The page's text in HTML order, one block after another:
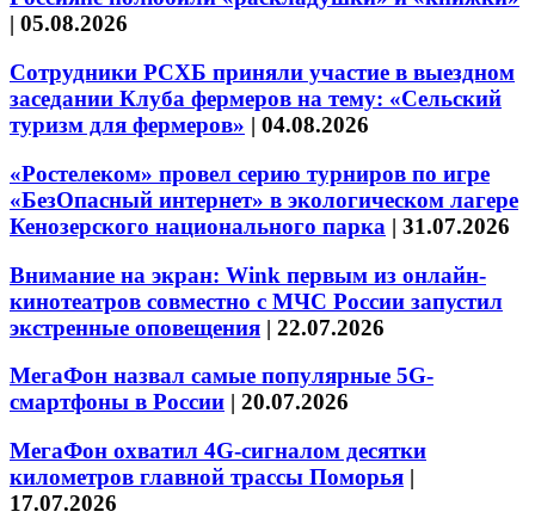
| 05.08.2026
Сотрудники РСХБ приняли участие в выездном
заседании Клуба фермеров на тему: «Сельский
туризм для фермеров» | 04.08.2026
«Ростелеком» провел серию турниров по игре
«БезОпасный интернет» в экологическом лагере
Кенозерского национального парка | 31.07.2026
Внимание на экран: Wink первым из онлайн-
кинотеатров совместно с МЧС России запустил
экстренные оповещения | 22.07.2026
МегаФон назвал самые популярные 5G-
смартфоны в России | 20.07.2026
МегаФон охватил 4G-сигналом десятки
километров главной трассы Поморья |
17.07.2026